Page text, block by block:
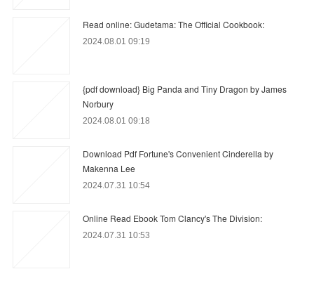
Read online: Gudetama: The Official Cookbook:
2024.08.01 09:19
{pdf download} Big Panda and Tiny Dragon by James
Norbury
2024.08.01 09:18
Download Pdf Fortune's Convenient Cinderella by
Makenna Lee
2024.07.31 10:54
Online Read Ebook Tom Clancy's The Division:
2024.07.31 10:53